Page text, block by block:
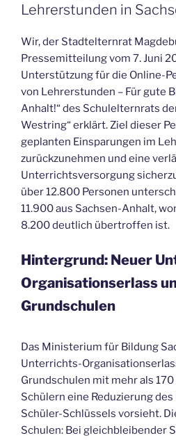
Lehrerstunden in
Wir, der Stadtelternrat
Pressemitteilung vom 7. Juni
Unterstützung für die Online-
von Lehrerstunden – Für gute
Anhalt!“ des Schulelternrats
Westring“ erklärt. Ziel dieser
geplanten Einsparungen im
zurückzunehmen und eine
Unterrichtsversorgung
über 12.800 Personen
11.900 aus Sachsen-Anhalt,
8.200 deutlich übertroffen ist.
Hintergrund: Neuer
Organisationserlass
Grundschulen
Das Ministerium für Bildung
Unterrichts-
Grundschulen mit mehr als
Schülern eine Reduzierung
Schüler-Schlüssels vorsieht.
Schulen: Bei gleichbleibender